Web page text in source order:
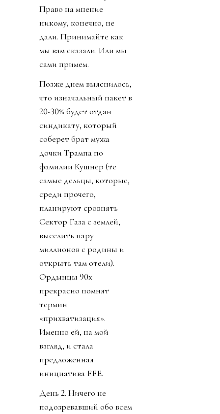
Право на мнение
никому, конечно, не
дали. Принимайте как
мы вам сказали. Или мы
сами примем.
Позже днем выяснилось,
что изначальный пакет в
20-30% будет отдан
синдикату, который
соберет брат мужа
дочки Трампа по
фамилии Кушнер (те
самые дельцы, которые,
среди прочего,
планируют сровнять
Сектор Газа с землей,
выселить пару
миллионов с родины и
открыть там отели).
Ордынцы 90х
прекрасно помнят
термин
«прихватизация».
Именно ей, на мой
взгляд, и стала
предложенная
инициатива FFE.
День 2. Ничего не
подозревавший обо всем